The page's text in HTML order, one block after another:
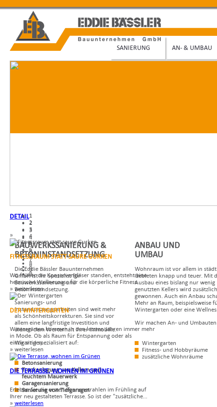
SANIERUNG AN- & UMBAU
DETAIL
»
FITNESSRAUM STATT SAURE GURKEN
Wo früher die Konservengläser standen, entsteht eine
heimische Wellnesoase für die körperliche Fitness.
» weiterlesen
DER WINTERGARTEN
Wintergärten kommen in den letzten Jahren immer mehr
in Mode. Ob als Raum für Entspannung oder als
einzigartigen...
» weiterlesen
DIE TERRASSE, WOHNEN IM GRÜNEN
Erleben Sie die ersten Sonnenstrahlen im Frühling auf
Ihrer neu gestalteten Terrasse. So ist der "zusätzliche...
» weiterlesen
1
2
3
4
5
6
7
8
9
1
2
3
4
5
6
7
8
9
BAUWERKSSANIERUNG &
BETONINSTANDSETZUNG
Die Eddie Bässler Bauunternehmen
GmbH ist Ihr Spezialist für
Bauwerkssanierung und
Betoninstandsetzung.
Sanierungs- und
Instandsetzungsarbeiten sind weit mehr
als Schönheitskorrekturen. Sie sind vor
allem eine langfristige Investition und
dienen dem Werterhalt Ihrer Immobilie.
Wir sind spezialisiert auf:
Betonsanierung
Trockenlegung von Kellern und
feuchtem Mauerwerk
Garagensanierung
Sanierung von Tiefgaragen
ANBAU UND
UMBAU
Wohnraum ist vor allem in
Gebieten knapp und teuer. Mit
Ausbau eines bislang nur wenig
genutzten Kellers wird
gewonnen. Auch ein Anbau
Mehr an Raum, beispielsweise
Wintergarten oder eine
Wir machen An- und
Wintergarten
Fitness- und Hobbyräume
zusätzliche Wohnräume